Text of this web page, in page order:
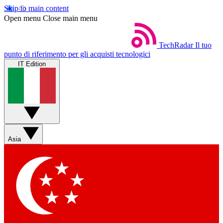
Skip to main content
Open menu Close main menu
TechRadar Il tuo
punto di riferimento per gli acquisti tecnologici
IT Edition
Asia